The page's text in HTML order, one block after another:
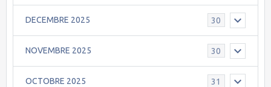
DECEMBRE 2025 30
NOVEMBRE 2025 30
OCTOBRE 2025 31